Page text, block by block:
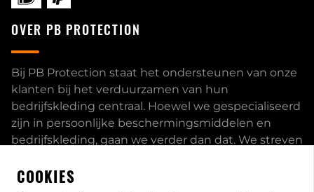
OVER PB PROTECTION
Bij PB Protection staat het ondersteunen van onze
klanten bij het verduurzamen van hun
bedrijfskleding centraal. Hoewel we gespecialiseerd
zijn in persoonlijke beschermingsmiddelen en
bedrijfskleding, gaan we verder dan dat. We streven
bieden een uitgebreid servicepakket aan, inclusief
COOKIES